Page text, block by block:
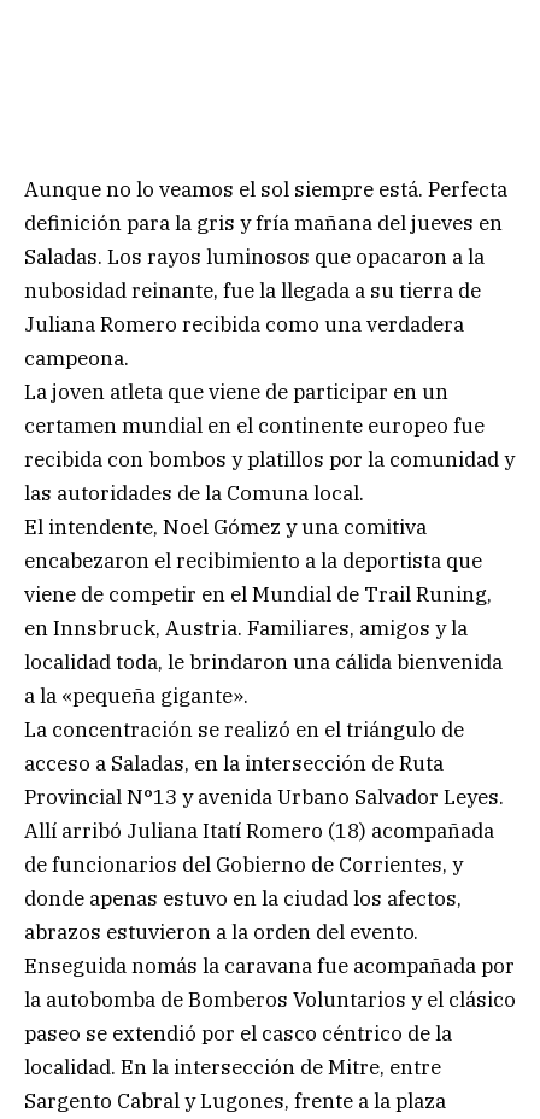
Aunque no lo veamos el sol siempre está. Perfecta
definición para la gris y fría mañana del jueves en
Saladas. Los rayos luminosos que opacaron a la
nubosidad reinante, fue la llegada a su tierra de
Juliana Romero recibida como una verdadera
campeona.
La joven atleta que viene de participar en un
certamen mundial en el continente europeo fue
recibida con bombos y platillos por la comunidad y
las autoridades de la Comuna local.
El intendente, Noel Gómez y una comitiva
encabezaron el recibimiento a la deportista que
viene de competir en el Mundial de Trail Runing,
en Innsbruck, Austria. Familiares, amigos y la
localidad toda, le brindaron una cálida bienvenida
a la «pequeña gigante».
La concentración se realizó en el triángulo de
acceso a Saladas, en la intersección de Ruta
Provincial N°13 y avenida Urbano Salvador Leyes.
Allí arribó Juliana Itatí Romero (18) acompañada
de funcionarios del Gobierno de Corrientes, y
donde apenas estuvo en la ciudad los afectos,
abrazos estuvieron a la orden del evento.
Enseguida nomás la caravana fue acompañada por
la autobomba de Bomberos Voluntarios y el clásico
paseo se extendió por el casco céntrico de la
localidad. En la intersección de Mitre, entre
Sargento Cabral y Lugones, frente a la plaza